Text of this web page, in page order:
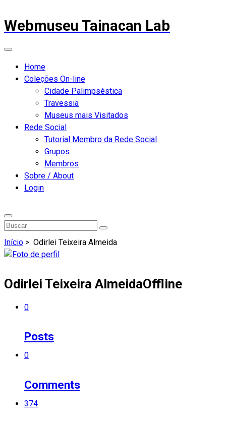
Webmuseu Tainacan Lab
Home
Coleções On-line
Cidade Palimpséstica
Travessia
Museus mais Visitados
Rede Social
Tutorial Membro da Rede Social
Grupos
Membros
Sobre / About
Login
Início > Odirlei Teixeira Almeida
Odirlei Teixeira AlmeidaOffline
0
Posts
0
Comments
374